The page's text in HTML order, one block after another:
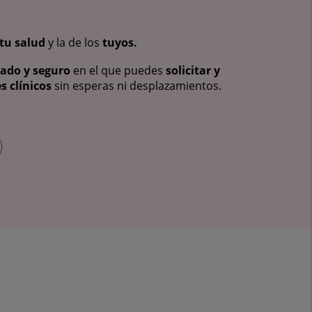
tu salud y la de los tuyos.
y seguro en el que puedes solicitar y
clínicos sin esperas ni desplazamientos.